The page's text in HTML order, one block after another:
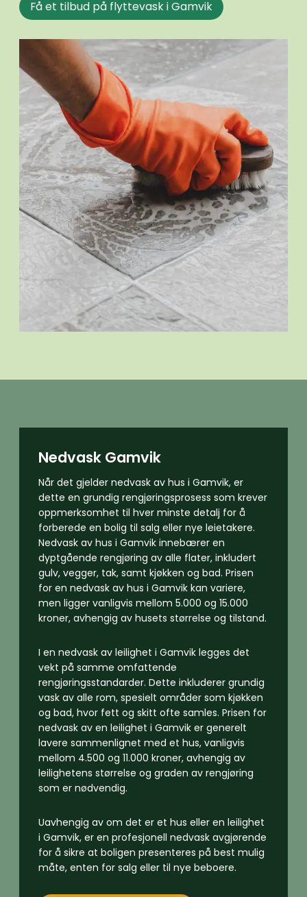
Få et tilbud på flyttevask i Gamvik
Nedvask Gamvik
Når det gjelder nedvask av hus i Gamvik, er
dette en grundig rengjøringsprosess som krever
oppmerksomhet til hver minste detalj for å
forberede en bolig til salg eller nye leietakere.
Nedvask av hus i Gamvik innebærer en
dyptgående rengjøring av alle flater, inkludert
gulv, vegger, tak, samt kjøkken og bad. Prisen
for en nedvask av hus i Gamvik kan variere,
men ligger vanligvis mellom 5.000 og 15.000
kroner, avhengig av husets størrelse og tilstand.
I en nedvask av leilighet i Gamvik legges det
vekt på samme omfattende
rengjøringsstandarder. Dette inkluderer grundig
vask av alle rom, spesielt områder som kjøkken
og bad, hvor fett og skitt ofte samles. Prisen for
nedvask av en leilighet i Gamvik er generelt
lavere sammenlignet med et hus, vanligvis
mellom 4.500 og 11.000 kroner, avhengig av
leilighetens størrelse og graden av rengjøring
som er nødvendig.
Uavhengig av om det er et hus eller en leilighet
i Gamvik, er en profesjonell nedvask avgjørende
for å sikre at boligen presenteres på best mulig
måte, enten for salg eller til nye beboere.